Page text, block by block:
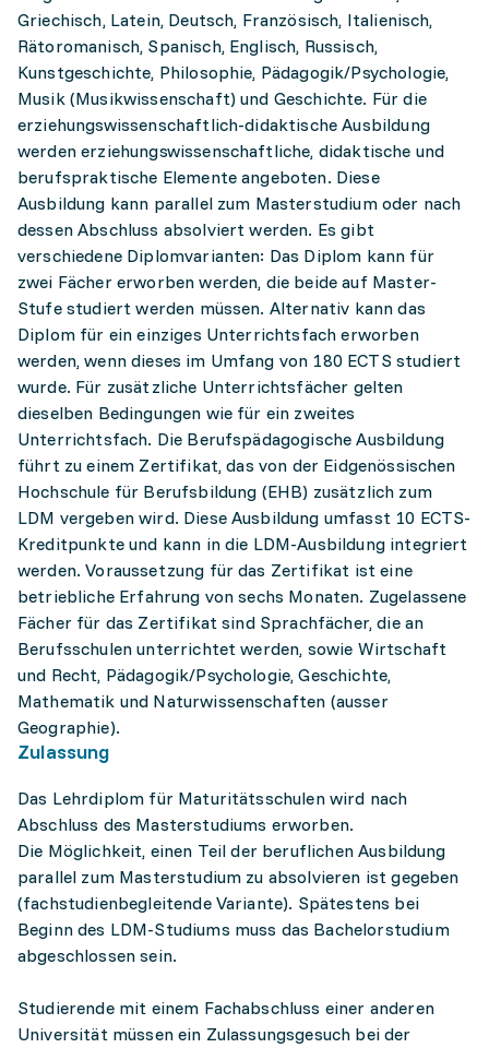
Griechisch, Latein, Deutsch, Französisch, Italienisch,
Rätoromanisch, Spanisch, Englisch, Russisch,
Kunstgeschichte, Philosophie, Pädagogik/Psychologie,
Musik (Musikwissenschaft) und Geschichte. Für die
erziehungswissenschaftlich-didaktische Ausbildung
werden erziehungswissenschaftliche, didaktische und
berufspraktische Elemente angeboten. Diese
Ausbildung kann parallel zum Masterstudium oder nach
dessen Abschluss absolviert werden. Es gibt
verschiedene Diplomvarianten: Das Diplom kann für
zwei Fächer erworben werden, die beide auf Master-
Stufe studiert werden müssen. Alternativ kann das
Diplom für ein einziges Unterrichtsfach erworben
werden, wenn dieses im Umfang von 180 ECTS studiert
wurde. Für zusätzliche Unterrichtsfächer gelten
dieselben Bedingungen wie für ein zweites
Unterrichtsfach. Die Berufspädagogische Ausbildung
führt zu einem Zertifikat, das von der Eidgenössischen
Hochschule für Berufsbildung (EHB) zusätzlich zum
LDM vergeben wird. Diese Ausbildung umfasst 10 ECTS-
Kreditpunkte und kann in die LDM-Ausbildung integriert
werden. Voraussetzung für das Zertifikat ist eine
betriebliche Erfahrung von sechs Monaten. Zugelassene
Fächer für das Zertifikat sind Sprachfächer, die an
Berufsschulen unterrichtet werden, sowie Wirtschaft
und Recht, Pädagogik/Psychologie, Geschichte,
Mathematik und Naturwissenschaften (ausser
Geographie).
Zulassung
Das Lehrdiplom für Maturitätsschulen wird nach
Abschluss des Masterstudiums erworben.
Die Möglichkeit, einen Teil der beruflichen Ausbildung
parallel zum Masterstudium zu absolvieren ist gegeben
(fachstudienbegleitende Variante). Spätestens bei
Beginn des LDM-Studiums muss das Bachelorstudium
abgeschlossen sein.
Studierende mit einem Fachabschluss einer anderen
Universität müssen ein Zulassungsgesuch bei der